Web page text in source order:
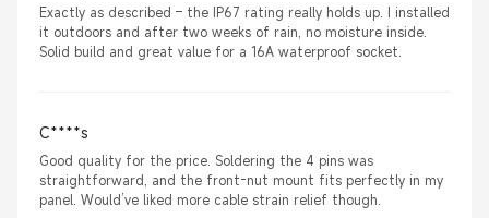
Exactly as described – the IP67 rating really holds up. I installed
it outdoors and after two weeks of rain, no moisture inside.
Solid build and great value for a 16A waterproof socket.
C****s
Good quality for the price. Soldering the 4 pins was
straightforward, and the front-nut mount fits perfectly in my
panel. Would’ve liked more cable strain relief though.